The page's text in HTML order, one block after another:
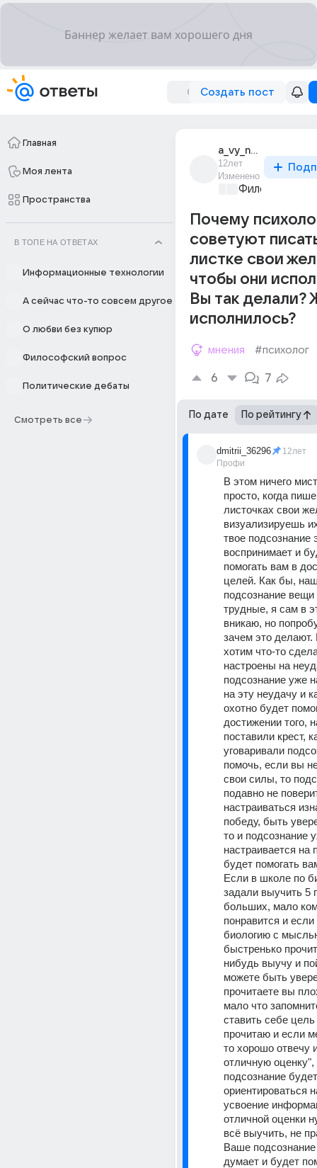
Создать пост
Главная
Моя лента
Пространства
В ТОПЕ НА ОТВЕТАХ
Информационные технологии
А сейчас что-то совсем другое
О любви без купюр
Философский вопрос
Политические дебаты
Смотреть все
a_vy_ne_znaete_kak
12лет
Изменено
Философский
Почему
советуют
листке свои
чтобы они
Вы так делали?
исполнилось?
мнения #психолог
6 7
По дате По рейтингу
dmitrii_36296
Профи
12лет
В этом ничего
просто, когда
листочках свои
визуализируешь
твое подсознание
воспринимает и
помогать вам в
целей. Как бы,
подсознание вещи
трудные, я сам в
вникаю, но
зачем это делают.
хотим что-то
настроены на
подсознание уже
на эту неудачу и
охотно будет
достижении того,
поставили крест,
уговаривали
помочь, если вы
свои силы, то
подавно не
настраиваться
победу, быть
то и подсознание
настраивается на
будет помогать
Если в школе по
задали выучить 5
больших, мало
понравится и
биологию с
быстренько
нибудь выучу и
можете быть
прочитаете вы
мало что
ставить себе
прочитаю и если
то хорошо отвечу
отличную оценку",
подсознание
ориентироваться
усвоение
отличной оценки
всё выучить, не
Ваше подсознание
думает и будет